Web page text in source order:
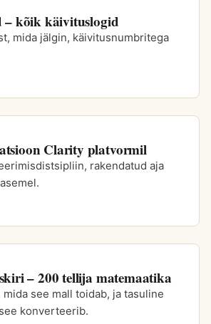
– kõik käivituslogid
mida jälgin, käivitusnumbritega
Clarity platvormil
rakendatud aja
– 200 tellija matemaatika
see mall toidab, ja tasuline
konverteerib.